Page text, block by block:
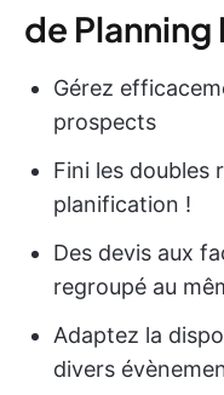
de Planning
Gérez
prospects
Fini les doubles
planification !
Des devis aux
regroupé au
Adaptez la
divers